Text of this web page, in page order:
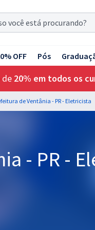
OFF Pós
de 20% em todos os
de Ventânia - PR - Eletricista
- PR -